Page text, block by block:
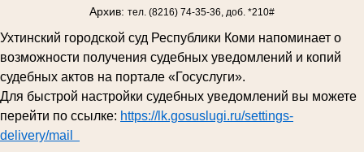
Архив: тел. (8216) 74-35-36, доб. *210#
Ухтинский городской суд Республики Коми напоминает о
возможности получения судебных уведомлений и копий
судебных актов на портале «Госуслуги».
Для быстрой настройки судебных уведомлений вы можете
перейти по ссылке: https://lk.gosuslugi.ru/settings-
delivery/mail